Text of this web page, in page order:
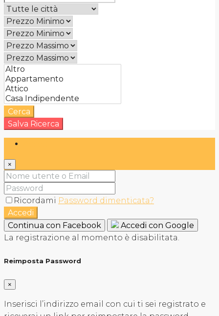
Cerca
Salva Ricerca
×
Ricordami Password dimenticata?
Accedi
Continua con Facebook
Accedi con Google
La registrazione al momento è disabilitata.
Reimposta Password
×
Inserisci l’indirizzo email con cui ti sei registrato e